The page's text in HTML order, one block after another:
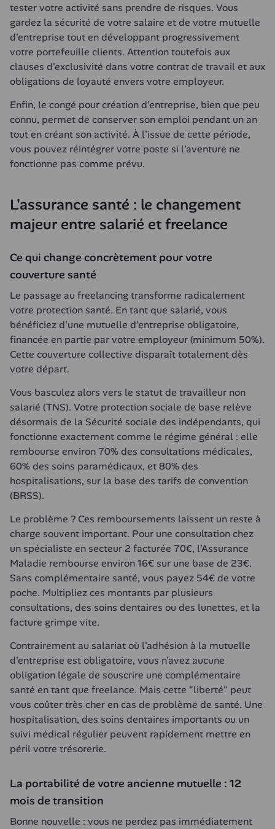
tester votre activité sans prendre de risques. Vous
gardez la sécurité de votre salaire et de votre mutuelle
d'entreprise tout en développant progressivement
votre portefeuille clients. Attention toutefois aux
clauses d'exclusivité dans votre contrat de travail et aux
obligations de loyauté envers votre employeur.
Enfin, le congé pour création d'entreprise, bien que peu
connu, permet de conserver son emploi pendant un an
tout en créant son activité. À l'issue de cette période,
vous pouvez réintégrer votre poste si l'aventure ne
fonctionne pas comme prévu.
L'assurance santé : le changement
majeur entre salarié et freelance
Ce qui change concrètement pour votre
couverture santé
Le passage au freelancing transforme radicalement
votre protection santé. En tant que salarié, vous
bénéficiez d'une mutuelle d'entreprise obligatoire,
financée en partie par votre employeur (minimum 50%).
Cette couverture collective disparaît totalement dès
votre départ.
Vous basculez alors vers le statut de travailleur non
salarié (TNS). Votre protection sociale de base relève
désormais de la Sécurité sociale des indépendants, qui
fonctionne exactement comme le régime général : elle
rembourse environ 70% des consultations médicales,
60% des soins paramédicaux, et 80% des
hospitalisations, sur la base des tarifs de convention
(BRSS).
Le problème ? Ces remboursements laissent un reste à
charge souvent important. Pour une consultation chez
un spécialiste en secteur 2 facturée 70€, l'Assurance
Maladie rembourse environ 16€ sur une base de 23€.
Sans complémentaire santé, vous payez 54€ de votre
poche. Multipliez ces montants par plusieurs
consultations, des soins dentaires ou des lunettes, et la
facture grimpe vite.
Contrairement au salariat où l'adhésion à la mutuelle
d'entreprise est obligatoire, vous n'avez aucune
obligation légale de souscrire une complémentaire
santé en tant que freelance. Mais cette "liberté" peut
vous coûter très cher en cas de problème de santé. Une
hospitalisation, des soins dentaires importants ou un
suivi médical régulier peuvent rapidement mettre en
péril votre trésorerie.
La portabilité de votre ancienne mutuelle : 12
mois de transition
Bonne nouvelle : vous ne perdez pas immédiatement